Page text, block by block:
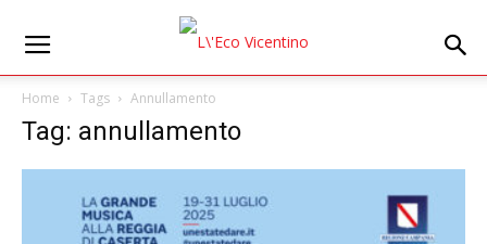
Home Tags Annullamento
Tag: annullamento